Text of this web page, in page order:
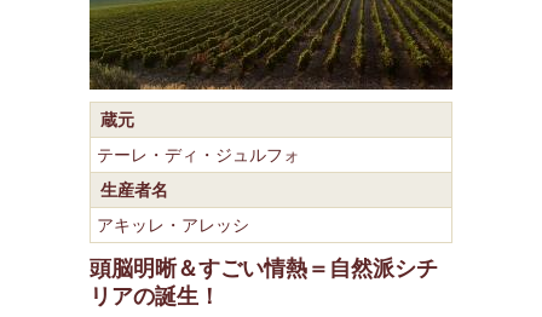
蔵元
テーレ・ディ・ジュルフォ
生産者名
アキッレ・アレッシ
頭脳明晰＆すごい情熱＝自然派シチ
リアの誕生！